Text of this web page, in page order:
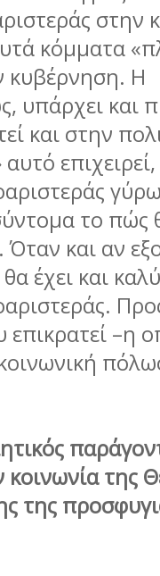
στην
κόμματα
κυβέρνηση. Η
υπάρχει και
και στην
το πώς
και αν
έχει και
–η
της
της